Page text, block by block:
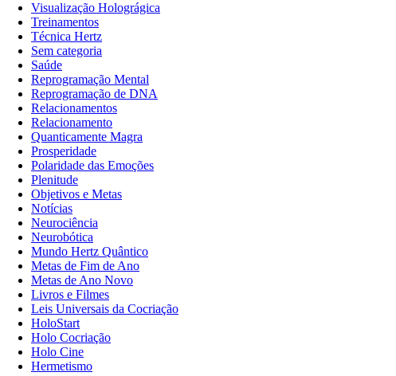
Visualização Holográgica
Treinamentos
Técnica Hertz
Sem categoria
Saúde
Reprogramação Mental
Reprogramação de DNA
Relacionamentos
Relacionamento
Quanticamente Magra
Prosperidade
Polaridade das Emoções
Plenitude
Objetivos e Metas
Notícias
Neurociência
Neurobótica
Mundo Hertz Quântico
Metas de Fim de Ano
Metas de Ano Novo
Livros e Filmes
Leis Universais da Cocriação
HoloStart
Holo Cocriação
Holo Cine
Hermetismo